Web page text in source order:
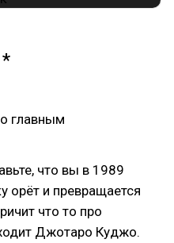
главным
что вы в 1989
орёт и превращается
что то про
Джотаро Куджо.